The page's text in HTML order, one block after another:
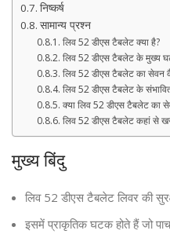
निष्कर्ष
सामान्य प्रश्न
लिव 52 डीएस टैबलेट क्या है?
लिव 52 डीएस टैबलेट के मुख्य
लिव 52 डीएस टैबलेट का सेवन
लिव 52 डीएस टैबलेट के संभावित
क्या लिव 52 डीएस टैबलेट का
लिव 52 डीएस टैबलेट कहां से
मुख्य बिंदु
लिव 52 डीएस टैबलेट लिवर की
इसमें प्राकृतिक घटक होते हैं जो